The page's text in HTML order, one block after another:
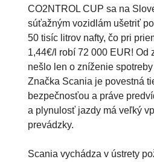
CO2NTROL CUP sa na
súťažným vozidlám ušetriť
50 tisíc litrov nafty, čo pri
1,44€/l robí 72 000 EUR! Od
nešlo len o zníženie
Značka Scania je povestná
bezpečnosťou a práve
a plynulosť jazdy má veľký
prevádzky.
Scania vychádza v ústrety